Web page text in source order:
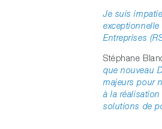
Je suis
Entreprises
Stéphane
que nouveau
majeurs pour
à la
solutions de